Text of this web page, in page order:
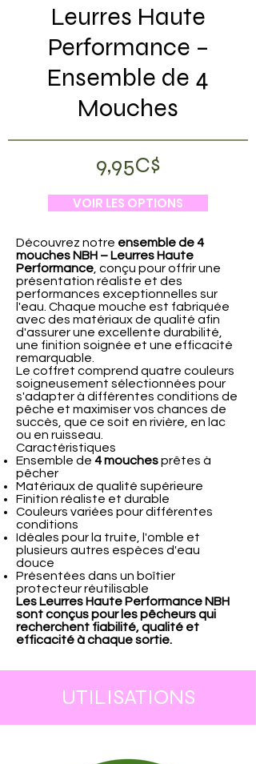
Leurres Haute
Performance –
Ensemble de 4
Mouches
9,95C$
VOIR LES OPTIONS
Découvrez notre ensemble de 4
mouches NBH – Leurres Haute
Performance , conçu pour offrir une
présentation réaliste et des
performances exceptionnelles sur
l'eau. Chaque mouche est fabriquée
avec des matériaux de qualité afin
d'assurer une excellente durabilité,
une finition soignée et une efficacité
remarquable.
Le coffret comprend quatre couleurs
soigneusement sélectionnées pour
s'adapter à différentes conditions de
pêche et maximiser vos chances de
succès, que ce soit en rivière, en lac
ou en ruisseau.
Caractéristiques
Ensemble de 4 mouchesprêtes à
pêcher
Matériaux de qualité supérieure
Finition réaliste et durable
Couleurs variées pour différentes
conditions
Idéales pour la truite, l'omble et
plusieurs autres espèces d'eau
douce
Présentées dans un boîtier
protecteur réutilisable
Les Leurres Haute Performance NBH
sont conçus pour les pêcheurs qui
recherchent fiabilité, qualité et
efficacité à chaque sortie.
UTILISATIONS